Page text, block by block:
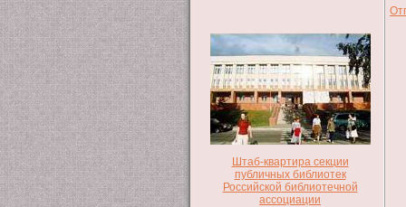
Штаб-квартира секции
публичных библиотек
Российской библиотечной
ассоциации